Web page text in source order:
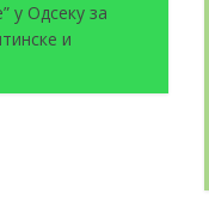
у Одсеку за
и